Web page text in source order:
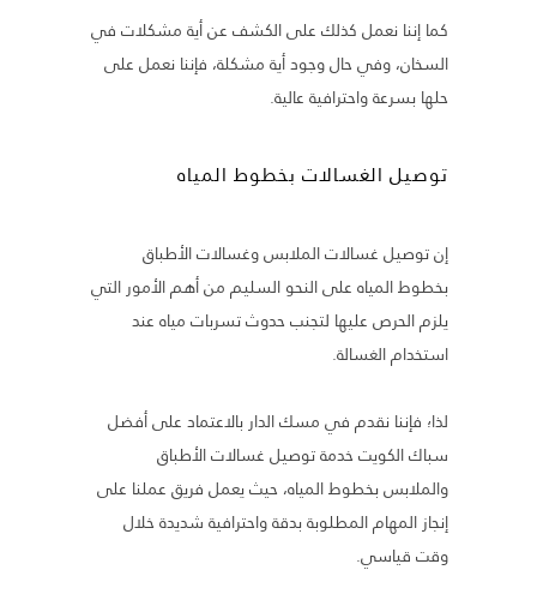
كما إننا نعمل كذلك على الكشف عن أية مشكلات في
السخان، وفي حال وجود أية مشكلة، فإننا نعمل على
حلها بسرعة واحترافية عالية.
توصيل الغسالات بخطوط المياه
إن توصيل غسالات الملابس وغسالات الأطباق
بخطوط المياه على النحو السليم من أهم الأمور التي
يلزم الحرص عليها لتجنب حدوث تسربات مياه عند
استخدام الغسالة.
لذا؛ فإننا نقدم في مسك الدار بالاعتماد على أفضل
سباك الكويت خدمة توصيل غسالات الأطباق
والملابس بخطوط المياه، حيث يعمل فريق عملنا على
إنجاز المهام المطلوبة بدقة واحترافية شديدة خلال
وقت قياسي.